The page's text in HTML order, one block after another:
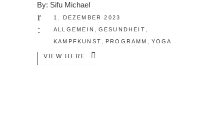
By: Sifu Michael
1. DEZEMBER 2023
ALLGEMEIN , GESUNDHEIT ,
KAMPFKUNST , PROGRAMM , YOGA
VIEW HERE